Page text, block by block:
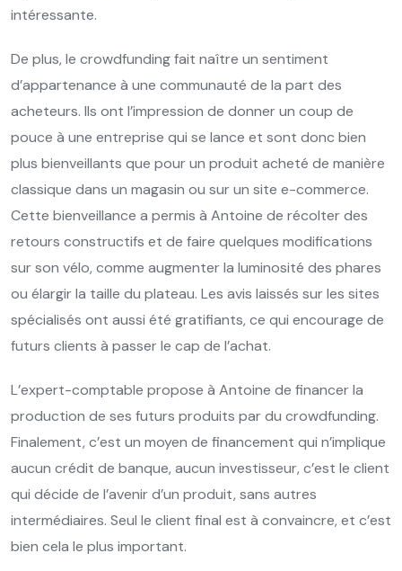
intéressante.
De plus, le crowdfunding fait naître un sentiment
d’appartenance à une communauté de la part des
acheteurs. Ils ont l’impression de donner un coup de
pouce à une entreprise qui se lance et sont donc bien
plus bienveillants que pour un produit acheté de manière
classique dans un magasin ou sur un site e-commerce.
Cette bienveillance a permis à Antoine de récolter des
retours constructifs et de faire quelques modifications
sur son vélo, comme augmenter la luminosité des phares
ou élargir la taille du plateau. Les avis laissés sur les sites
spécialisés ont aussi été gratifiants, ce qui encourage de
futurs clients à passer le cap de l’achat.
L’expert-comptable propose à Antoine de financer la
production de ses futurs produits par du crowdfunding.
Finalement, c’est un moyen de financement qui n’implique
aucun crédit de banque, aucun investisseur, c’est le client
qui décide de l’avenir d’un produit, sans autres
intermédiaires. Seul le client final est à convaincre, et c’est
bien cela le plus important.